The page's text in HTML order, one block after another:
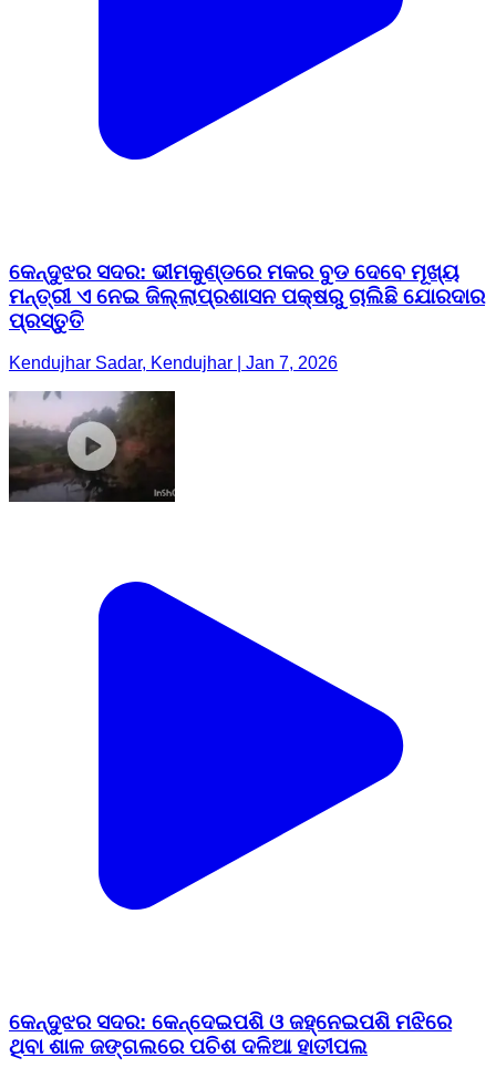
କେନ୍ଦୁଝର ସଦର: ଭୀମକୁଣ୍ଡରେ ମକର ବୁଡ ଦେବେ ମୂଖ୍ୟ
ମନ୍ତ୍ରୀ ଏ ନେଇ ଜିଲ୍ଲାପ୍ରଶାସନ ପକ୍ଷରୁ ଚାଲିଛି ଯୋରଦାର
ପ୍ରସ୍ତୁତି
Kendujhar Sadar, Kendujhar | Jan 7, 2026
କେନ୍ଦୁଝର ସଦର: କେନ୍ଦେଇପଶି ଓ ଜହ୍ନେଇପଶି ମଝିରେ
ଥିବା ଶାଳ ଜଙ୍ଗଲରେ ପଚିଶ ଦଳିଆ ହାତୀପଲ